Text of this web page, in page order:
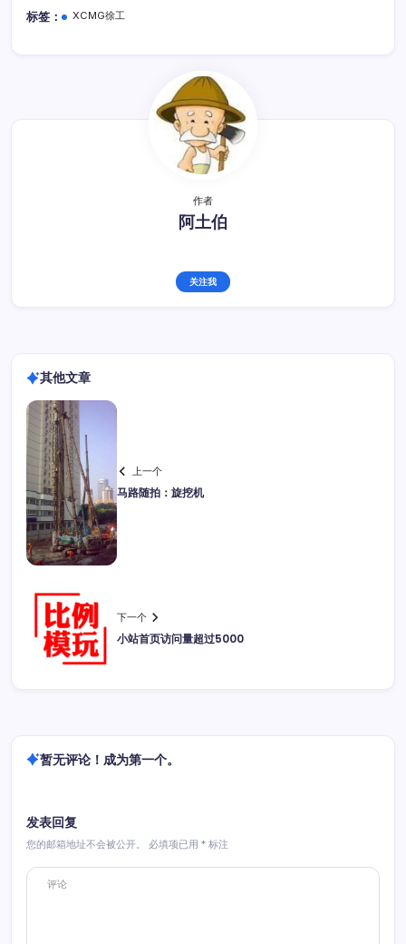
标签： XCMG徐工
作者
阿土伯
关注我
其他文章
上一个
马路随拍：旋挖机
下一个
小站首页访问量超过5000
暂无评论！成为第一个。
发表回复
您的邮箱地址不会被公开。 必填项已用 * 标注